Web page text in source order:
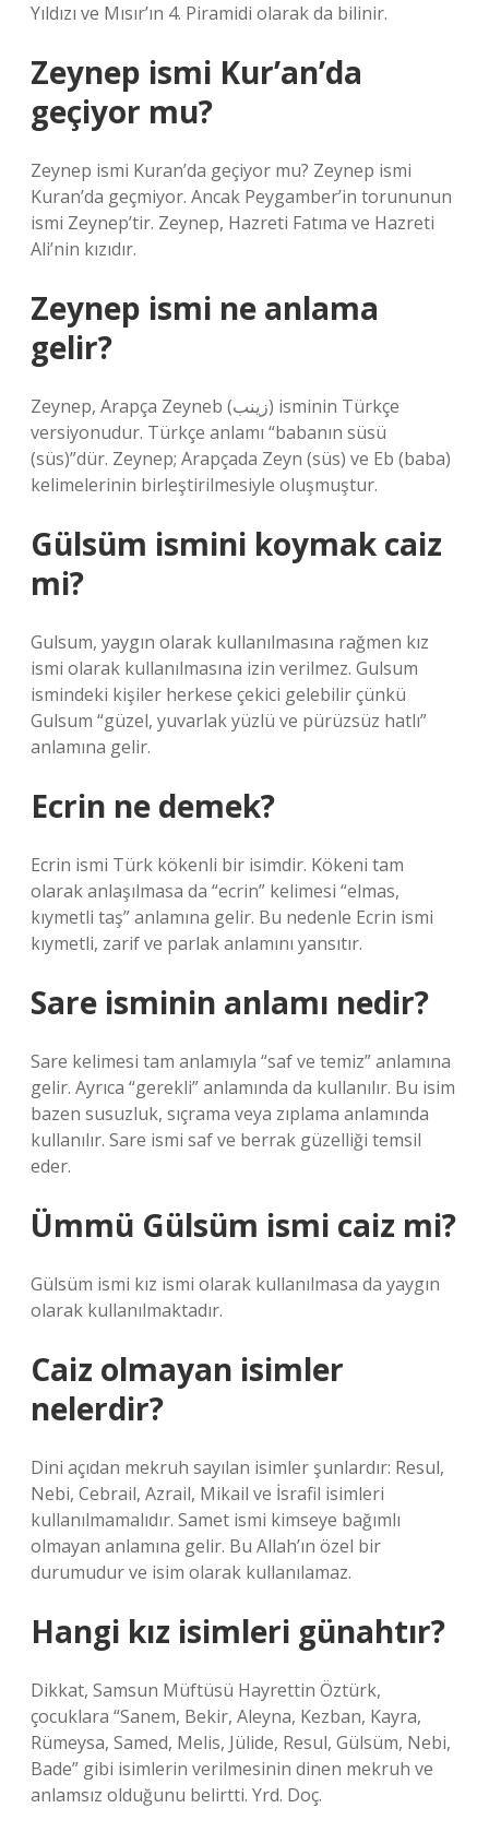
Yıldızı ve Mısır’ın 4. Piramidi olarak da bilinir.
Zeynep ismi Kur’an’da
geçiyor mu?
Zeynep ismi Kuran’da geçiyor mu? Zeynep ismi
Kuran’da geçmiyor. Ancak Peygamber’in torununun
ismi Zeynep’tir. Zeynep, Hazreti Fatıma ve Hazreti
Ali’nin kızıdır.
Zeynep ismi ne anlama
gelir?
Zeynep, Arapça Zeyneb (زينب) isminin Türkçe
versiyonudur. Türkçe anlamı “babanın süsü
(süs)”dür. Zeynep; Arapçada Zeyn (süs) ve Eb (baba)
kelimelerinin birleştirilmesiyle oluşmuştur.
Gülsüm ismini koymak caiz
mi?
Gulsum, yaygın olarak kullanılmasına rağmen kız
ismi olarak kullanılmasına izin verilmez. Gulsum
ismindeki kişiler herkese çekici gelebilir çünkü
Gulsum “güzel, yuvarlak yüzlü ve pürüzsüz hatlı”
anlamına gelir.
Ecrin ne demek?
Ecrin ismi Türk kökenli bir isimdir. Kökeni tam
olarak anlaşılmasa da “ecrin” kelimesi “elmas,
kıymetli taş” anlamına gelir. Bu nedenle Ecrin ismi
kıymetli, zarif ve parlak anlamını yansıtır.
Sare isminin anlamı nedir?
Sare kelimesi tam anlamıyla “saf ve temiz” anlamına
gelir. Ayrıca “gerekli” anlamında da kullanılır. Bu isim
bazen susuzluk, sıçrama veya zıplama anlamında
kullanılır. Sare ismi saf ve berrak güzelliği temsil
eder.
Ümmü Gülsüm ismi caiz mi?
Gülsüm ismi kız ismi olarak kullanılmasa da yaygın
olarak kullanılmaktadır.
Caiz olmayan isimler
nelerdir?
Dini açıdan mekruh sayılan isimler şunlardır: Resul,
Nebi, Cebrail, Azrail, Mikail ve İsrafil isimleri
kullanılmamalıdır. Samet ismi kimseye bağımlı
olmayan anlamına gelir. Bu Allah’ın özel bir
durumudur ve isim olarak kullanılamaz.
Hangi kız isimleri günahtır?
Dikkat, Samsun Müftüsü Hayrettin Öztürk,
çocuklara “Sanem, Bekir, Aleyna, Kezban, Kayra,
Rümeysa, Samed, Melis, Jülide, Resul, Gülsüm, Nebi,
Bade” gibi isimlerin verilmesinin dinen mekruh ve
anlamsız olduğunu belirtti. Yrd. Doç.